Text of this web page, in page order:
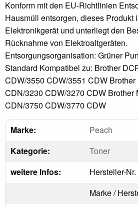
Konform mit den EU-Richtlinien
Hausmüll entsorgen, dieses Produkt
Elektronikgerät und unterliegt den
Rücknahme von Elektroaltgeräten.
Entsorgungsorganisation: Grüner
Standard Kompatibel zu: Brother
CDW/3550 CDW/3551 CDW
CDN/3230 CDW/3270 CDW Brother
CDN/3750 CDW/3770 CDW
Marke:
Peach
Kategorie:
Toner
weitere Infos:
Hersteller-
Marke /